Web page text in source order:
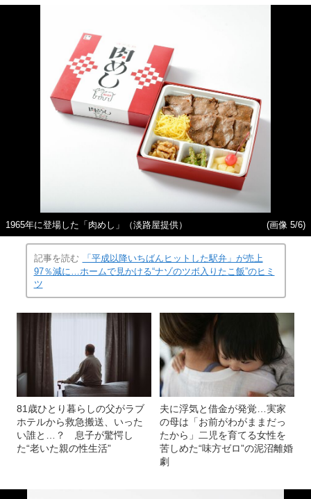
1965年に登場した「肉めし」（淡路屋提供） (画像 5/6)
記事を読む
「平成以降いちばんヒットした駅弁」が売上
97％減に…ホームで見かける“ナゾのツボ入りたこ飯”のヒミ
ツ
81歳ひとり暮らしの父がラブ
ホテルから救急搬送、いった
い誰と…？ 息子が驚愕し
た“老いた親の性生活”
夫に浮気と借金が発覚…実家
の母は「お前がわがままだっ
たから」二児を育てる女性を
苦しめた“味方ゼロ”の泥沼離婚
劇